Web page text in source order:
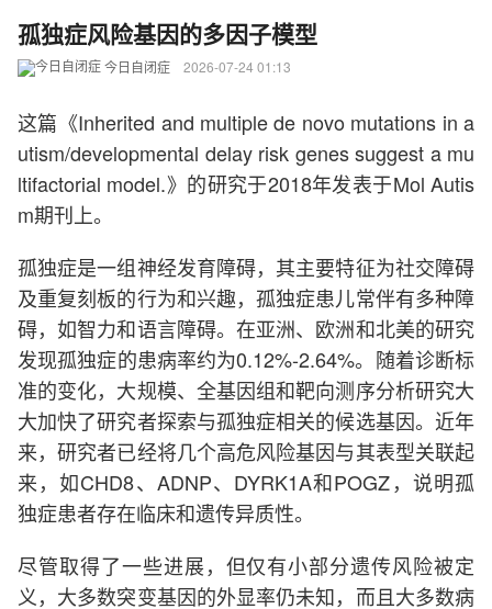
孤独症风险基因的多因子模型
今日自闭症 2026-07-24 01:13
这篇《Inherited and multiple de novo mutations in a
utism/developmental delay risk genes suggest a mu
ltifactorial model.》的研究于2018年发表于Mol Autis
m期刊上。
孤独症是一组神经发育障碍，其主要特征为社交障碍
及重复刻板的行为和兴趣，孤独症患儿常伴有多种障
碍，如智力和语言障碍。在亚洲、欧洲和北美的研究
发现孤独症的患病率约为0.12%-2.64%。随着诊断标
准的变化，大规模、全基因组和靶向测序分析研究大
大加快了研究者探索与孤独症相关的候选基因。近年
来，研究者已经将几个高危风险基因与其表型关联起
来，如CHD8、ADNP、DYRK1A和POGZ，说明孤
独症患者存在临床和遗传异质性。
尽管取得了一些进展，但仅有小部分遗传风险被定
义，大多数突变基因的外显率仍未知，而且大多数病